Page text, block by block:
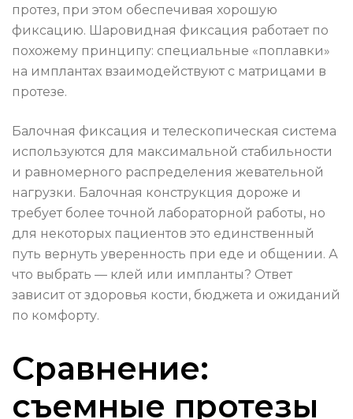
протез, при этом обеспечивая хорошую
фиксaцию. Шаровидная фиксация работает по
похожему принципу: специальные «поплавки»
на имплантах взаимодействуют с матрицами в
протезе.
Балочная фиксация и телескопическая система
используются для максимальной стабильности
и равномерного распределения жевательной
нагрузки. Балочная конструкция дороже и
требует более точной лабораторной работы, но
для некоторых пациентов это единственный
путь вернуть уверенность при еде и общении. А
что выбрать — клей или импланты? Ответ
зависит от здоровья кости, бюджета и ожиданий
по комфорту.
Сравнение:
съемные протезы